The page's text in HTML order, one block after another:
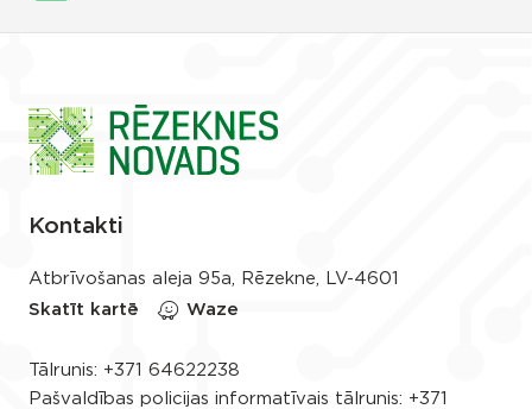
Kontakti
Atbrīvošanas aleja 95a, Rēzekne, LV-4601
Skatīt kartē
Waze
Tālrunis: +371 64622238
Pašvaldības policijas informatīvais tālrunis: +371